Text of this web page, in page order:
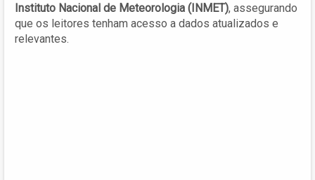
Instituto Nacional de Meteorologia (INMET), assegurando
que os leitores tenham acesso a dados atualizados e
relevantes.